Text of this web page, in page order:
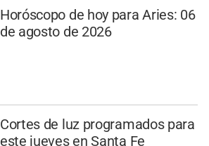
Horóscopo de hoy para Aries: 06
de agosto de 2026
Cortes de luz programados para
este jueves en Santa Fe